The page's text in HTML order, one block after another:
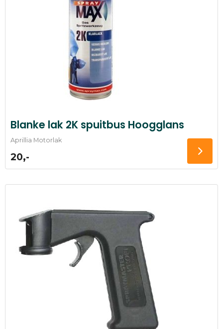
Blanke lak 2K spuitbus Hoogglans
Aprillia Motorlak
20,-